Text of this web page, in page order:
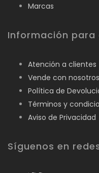
Marcas
Información para
Atención a clientes
Vende con nosotros
Política de
Términos y
Aviso de Privacidad
Síguenos en